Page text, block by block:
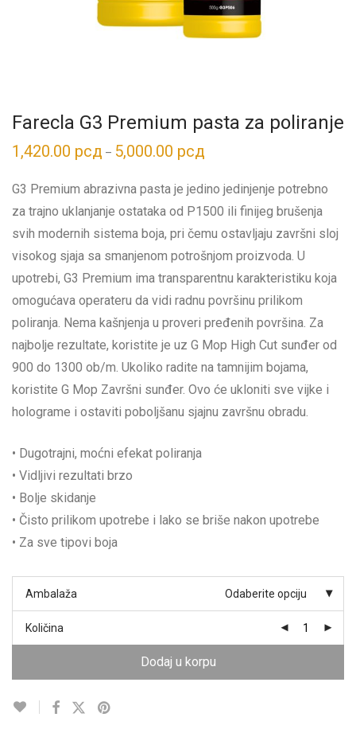
Farecla G3 Premium pasta za poliranje
1,420.00 рсд – 5,000.00 рсд
1,420.00 рсд
до
5,000.00 рсд
G3 Premium abrazivna pasta je jedino jedinjenje potrebno
za trajno uklanjanje ostataka od P1500 ili finijeg brušenja
svih modernih sistema boja, pri čemu ostavljaju završni sloj
visokog sjaja sa smanjenom potrošnjom proizvoda. U
upotrebi, G3 Premium ima transparentnu karakteristiku koja
omogućava operateru da vidi radnu površinu prilikom
poliranja. Nema kašnjenja u proveri pređenih površina. Za
najbolje rezultate, koristite je uz G Mop High Cut sunđer od
900 do 1300 ob/m. Ukoliko radite na tamnijim bojama,
koristite G Mop Završni sunđer. Ovo će ukloniti sve vijke i
holograme i ostaviti poboljšanu sjajnu završnu obradu.
• Dugotrajni, moćni efekat poliranja
• Vidljivi rezultati brzo
• Bolje skidanje
• Čisto prilikom upotrebe i lako se briše nakon upotrebe
• Za sve tipovi boja
Ambalaža Odaberite opciju
Količina
Dodaj u korpu